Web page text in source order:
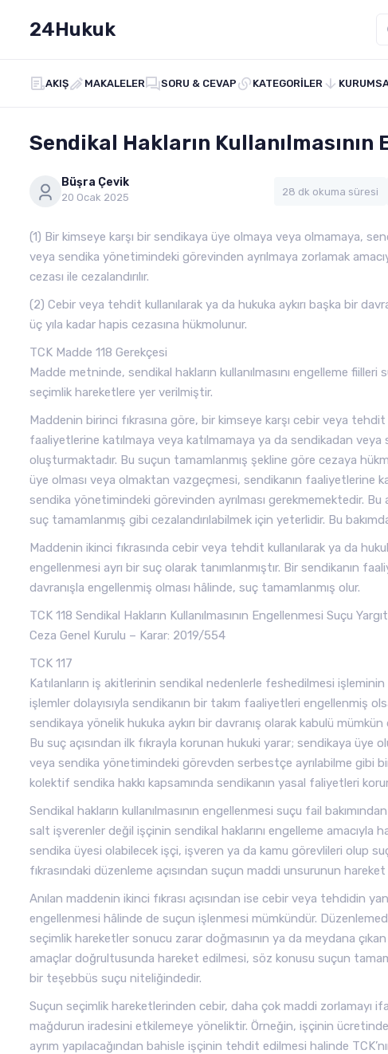
24Hukuk
AKIŞ MAKALELER SORU & CEVAP KATEGORILER
Sendikal Hakların Kullanılmasının
Büşra Çevik
20 Ocak 2025 28 dk okuma süresi
(1) Bir kimseye karşı bir sendikaya üye olmaya veya olmamaya,
veya sendika yönetimindeki görevinden ayrılmaya zorlamak
cezası ile cezalandırılır.
(2) Cebir veya tehdit kullanılarak ya da hukuka aykırı başka bir
üç yıla kadar hapis cezasına hükmolunur.
TCK Madde 118 Gerekçesi
Madde metninde, sendikal hakların kullanılmasını engelleme
seçimlik hareketlere yer verilmiştir.
Maddenin birinci fıkrasına göre, bir kimseye karşı cebir veya
faaliyetlerine katılmaya veya katılmamaya ya da sendikadan
oluşturmaktadır. Bu suçun tamamlanmış şekline göre cezaya
üye olması veya olmaktan vazgeçmesi, sendikanın faaliyetlerine
sendika yönetimindeki görevinden ayrılması gerekmemektedir.
suç tamamlanmış gibi cezalandırılabilmek için yeterlidir. Bu
Maddenin ikinci fıkrasında cebir veya tehdit kullanılarak ya da
engellenmesi ayrı bir suç olarak tanımlanmıştır. Bir sendikanın
davranışla engellenmiş olması hâlinde, suç tamamlanmış olur.
TCK 118 Sendikal Hakların Kullanılmasının Engellenmesi Suçu
Ceza Genel Kurulu – Karar: 2019/554
TCK 117
Katılanların iş akitlerinin sendikal nedenlerle feshedilmesi
işlemler dolayısıyla sendikanın bir takım faaliyetleri engellenmiş
sendikaya yönelik hukuka aykırı bir davranış olarak kabulü mümkün
Bu suç açısından ilk fıkrayla korunan hukuki yarar; sendikaya üye
veya sendika yönetimindeki görevden serbestçe ayrılabilme gibi
kolektif sendika hakkı kapsamında sendikanın yasal faliyetleri
Sendikal hakların kullanılmasının engellenmesi suçu fail
salt işverenler değil işçinin sendikal haklarını engelleme
sendika üyesi olabilecek işçi, işveren ya da kamu görevlileri olup
fıkrasındaki düzenleme açısından suçun maddi unsurunun
Anılan maddenin ikinci fıkrası açısından ise cebir veya tehdidin
engellenmesi hâlinde de suçun işlenmesi mümkündür.
seçimlik hareketler sonucu zarar doğmasının ya da meydana
amaçlar doğrultusunda hareket edilmesi, söz konusu suçun
bir teşebbüs suçu niteliğindedir.
Suçun seçimlik hareketlerinden cebir, daha çok maddi zorlamayı
mağdurun iradesini etkilemeye yöneliktir. Örneğin, işçinin
ayrım yapılacağından bahisle işçinin tehdit edilmesi halinde